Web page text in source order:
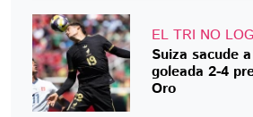
EL TRI NO
Suiza sacude
goleada 2-4
Oro